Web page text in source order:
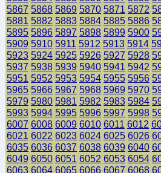
5867 5868 5869 5870 5871 5872
5881 5882 5883 5884 5885 5886
5895 5896 5897 5898 5899 5900
5909 5910 5911 5912 5913 5914
5923 5924 5925 5926 5927 5928
5937 5938 5939 5940 5941 5942
5951 5952 5953 5954 5955 5956
5965 5966 5967 5968 5969 5970
5979 5980 5981 5982 5983 5984
5993 5994 5995 5996 5997 5998
6007 6008 6009 6010 6011 6012
6021 6022 6023 6024 6025 6026
6035 6036 6037 6038 6039 6040
6049 6050 6051 6052 6053 6054
6063 6064 6065 6066 6067 6068